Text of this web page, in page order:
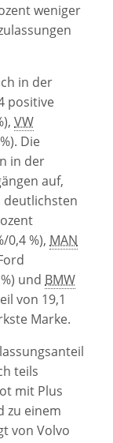
weniger
in der
positive
VW
Die
in der
auf,
deutlichsten
0,4 %), MAN
und BMW
von 19,1
Marke.
teils
mit Plus
zu einem
von Volvo